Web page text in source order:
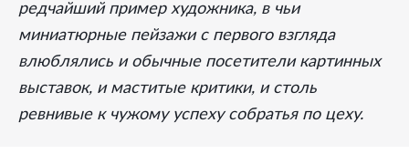
редчайший пример художника, в чьи
миниатюрные пейзажи с первого взгляда
влюблялись и обычные посетители картинных
выставок, и маститые критики, и столь
ревнивые к чужому успеху собратья по цеху.